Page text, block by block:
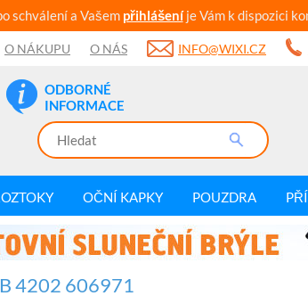
schválení a Vašem přihlášeníje Vám k dispozici
O NÁKUPU O NÁS INFO@WIXI.CZ
ODBORNÉ
INFORMACE
OČNÍ KAPKY POUZDRA
4202 606971